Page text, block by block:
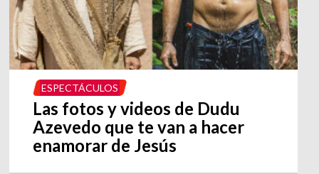
ESPECTÁCULOS
Las fotos y videos de Dudu
Azevedo que te van a hacer
enamorar de Jesús